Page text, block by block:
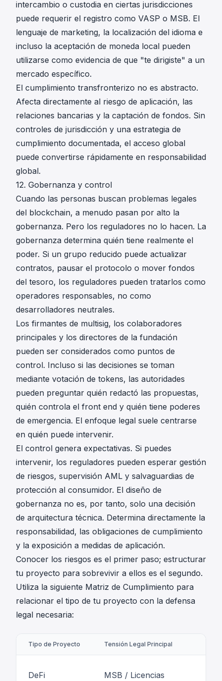
intercambio o custodia en ciertas jurisdicciones
puede requerir el registro como VASP o MSB. El
lenguaje de marketing, la localización del idioma e
incluso la aceptación de moneda local pueden
utilizarse como evidencia de que "te dirigiste" a un
mercado específico.
El cumplimiento transfronterizo no es abstracto.
Afecta directamente al riesgo de aplicación, las
relaciones bancarias y la captación de fondos. Sin
controles de jurisdicción y una estrategia de
cumplimiento documentada, el acceso global
puede convertirse rápidamente en responsabilidad
global.
12. Gobernanza y control
Cuando las personas buscan problemas legales
del blockchain, a menudo pasan por alto la
gobernanza. Pero los reguladores no lo hacen. La
gobernanza determina quién tiene realmente el
poder. Si un grupo reducido puede actualizar
contratos, pausar el protocolo o mover fondos
del tesoro, los reguladores pueden tratarlos como
operadores responsables, no como
desarrolladores neutrales.
Los firmantes de multisig, los colaboradores
principales y los directores de la fundación
pueden ser considerados como puntos de
control. Incluso si las decisiones se toman
mediante votación de tokens, las autoridades
pueden preguntar quién redactó las propuestas,
quién controla el front end y quién tiene poderes
de emergencia. El enfoque legal suele centrarse
en quién puede intervenir.
El control genera expectativas. Si puedes
intervenir, los reguladores pueden esperar gestión
de riesgos, supervisión AML y salvaguardias de
protección al consumidor. El diseño de
gobernanza no es, por tanto, solo una decisión
de arquitectura técnica. Determina directamente la
responsabilidad, las obligaciones de cumplimiento
y la exposición a medidas de aplicación.
Conocer los riesgos es el primer paso; estructurar
tu proyecto para sobrevivir a ellos es el segundo.
Utiliza la siguiente Matriz de Cumplimiento para
relacionar el tipo de tu proyecto con la defensa
legal necesaria:
Tipo de Proyecto Tensión Legal Principal
DeFi MSB / Licencias